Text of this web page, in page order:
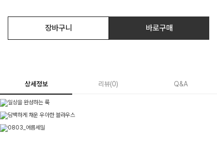
장바구니 바로구매
상세정보 리뷰(0) Q&A